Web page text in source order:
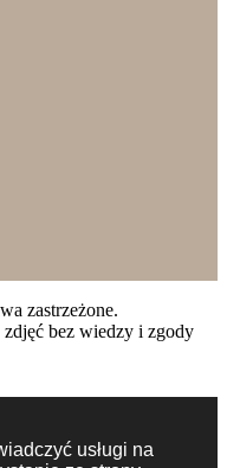
zastrzeżone.
bez wiedzy i zgody
usługi na